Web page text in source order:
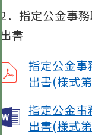
2．指定公金事
出書
指定公金事
出書(様式
指定公金事
出書(様式